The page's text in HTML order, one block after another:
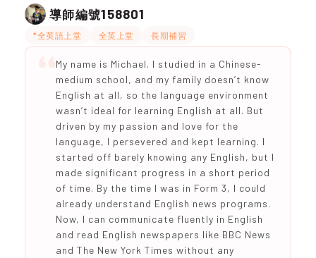
導師編號158801
*全英語上堂 全英上堂 長期補習
My name is Michael. I studied in a Chinese-
medium school, and my family doesn’t know
English at all, so the language environment
wasn’t ideal for learning English at all. But
driven by my passion and love for the
language, I persevered and kept learning. I
started off barely knowing any English, but I
made significant progress in a short period
of time. By the time I was in Form 3, I could
already understand English news programs.
Now, I can communicate fluently in English
and read English newspapers like BBC News
and The New York Times without any